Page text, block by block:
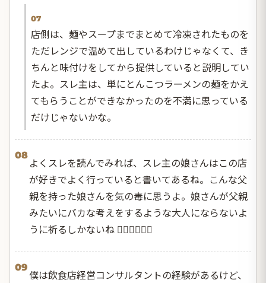
07
店側は、麺やスープまでまとめて冷凍されたものを
ただレンジで温めて出しているわけじゃなくて、き
ちんと味付けをしてから提供していると説明してい
たよ。スレ主は、単にとんこつラーメンの麺をかえ
てもらうことができなかったのを不満に思っている
だけじゃないかな。
08
よくスレを読んでみれば、スレ主の娘さんはこの店
が好きでよく行っていると書いてあるね。こんな父
親を持った娘さんを気の毒に思うよ。娘さんが父親
みたいにバカな考えをするような大人にならないよ
うに祈るしかないね 🤦🏻‍♂️🤦🏻‍♂️
09
僕は飲食店経営コンサルタントの経験があるけど、